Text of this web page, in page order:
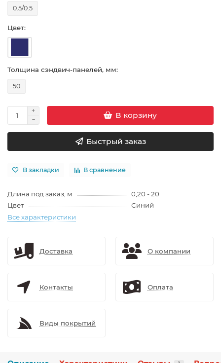
0.5/0.5
Цвет:
Толщина сэндвич-панелей, мм:
50
В корзину
Быстрый заказ
В закладки В сравнение
Длина под заказ, м
0,20 - 20
Цвет
Синий
Все характеристики
Доставка О компании
Контакты Оплата
Виды покрытий